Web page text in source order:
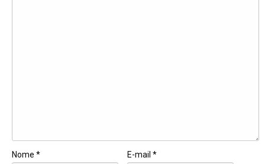
Nome * E-mail *